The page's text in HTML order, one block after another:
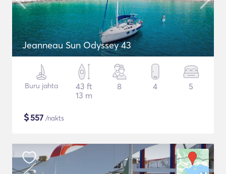
Jeanneau Sun Odyssey 43
Buru jahta
43 ft
13 m
8 4 5
$557 /nakts